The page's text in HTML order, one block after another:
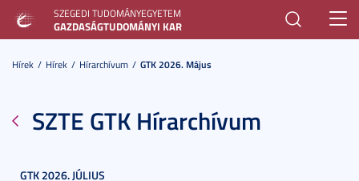
SZEGEDI TUDOMÁNYEGYETEM
GAZDASÁGTUDOMÁNYI KAR
Hírek Hírek Hírarchívum GTK 2026. Május
SZTE GTK Hírarchívum
GTK 2026. JÚLIUS